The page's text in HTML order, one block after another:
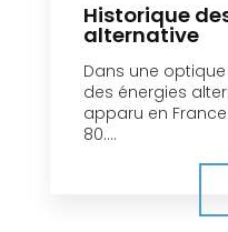
Historique
alternative
Dans une
des énergies
apparu en
80....